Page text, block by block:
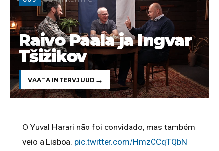
Raivo Paala ja Ingvar
Tšižikov
VAATA INTERVJUUD
O Yuval Harari não foi convidado, mas também
veio a Lisboa. pic.twitter.com/HmzCCqTQbN